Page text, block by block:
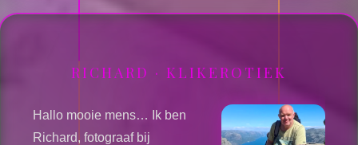
RICHARD · KLIKEROTIEK
Hallo mooie mens… Ik ben
Richard, fotograaf bij